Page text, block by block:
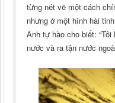
từng nét vẽ một cách
nhưng ở một hình hài
Anh tự hào cho biết:
nước và ra tận nước